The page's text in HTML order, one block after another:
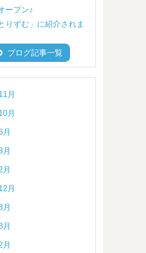
ープン♪
りずむ」に紹介されま
ブログ記事一覧
月
月
月
月
月
月
月
月
月